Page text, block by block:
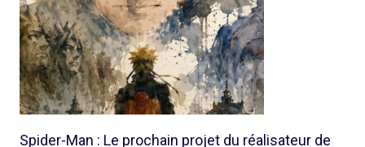
Spider-Man : Le prochain projet du réalisateur de